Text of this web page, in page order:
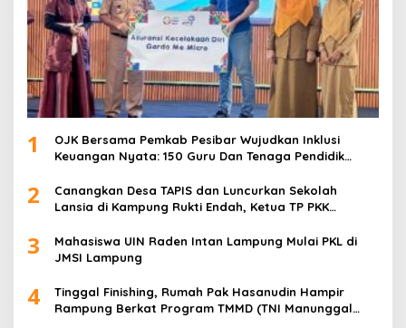
1
OJK Bersama Pemkab Pesibar Wujudkan Inklusi
Keuangan Nyata: 150 Guru Dan Tenaga Pendidik
2
Canangkan Desa TAPIS dan Luncurkan Sekolah
Lansia di Kampung Rukti Endah, Ketua TP PKK
Desa
3
Mahasiswa UIN Raden Intan Lampung Mulai PKL di
JMSI Lampung
4
Tinggal Finishing, Rumah Pak Hasanudin Hampir
Rampung Berkat Program TMMD (TNI Manunggal